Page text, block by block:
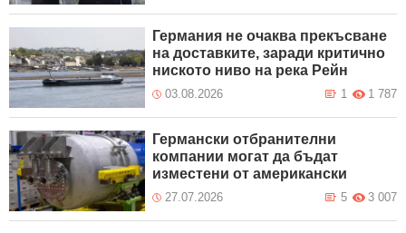
Германия не очаква прекъсване
на доставките, заради критично
ниското ниво на река Рейн
03.08.2026 1 787
1
Германски отбранителни
компании могат да бъдат
изместени от американски
27.07.2026 3 007
5